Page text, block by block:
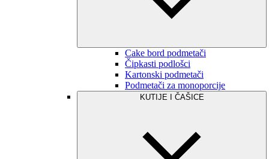
Cake bord podmetači
Čipkasti podlošci
Kartonski podmetači
Podmetači za monoporcije
KUTIJE I ČAŠICE